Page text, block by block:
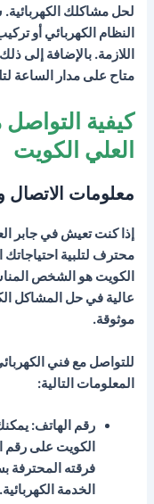
لحل مشاكلك
النظام الكهربائي أو
اللازمة. بالإضافة إلى
متاح على مدار الساعة
كيفية التواصل
العلي الكويت
معلومات
إذا كنت تعيش في جابر
محترف لتلبية احتياجاتك
الكويت هو الشخص
عالية في حل المشاكل
موثوقة.
للتواصل مع فني
المعلومات التالية:
رقم الهاتف:
الكويت على
فرقته المحترفة
الخدمة الكهربائية.